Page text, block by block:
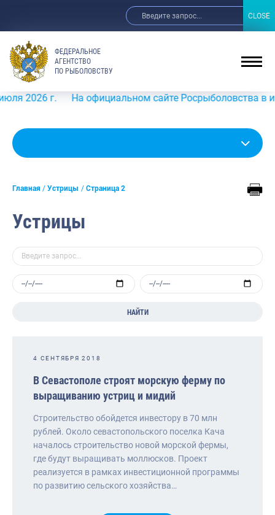
ФЕДЕРАЛЬНОЕ
АГЕНТСТВО
ПО РЫБОЛОВСТВУ
г. На официальном сайте Росрыболовства в
Главная Устрицы Страница 2
Устрицы
НАЙТИ
4 СЕНТЯБРЯ 2018
В Севастополе строят морскую ферму по
выращиванию устриц и мидий
Строительство обойдется инвестору в 70 млн
рублей. Около севастопольского поселка Кача
началось строительство новой морской фермы,
где будут выращивать моллюсков. Проект
реализуется в рамках инвестиционной программы
по развитию сельского хозяйства…
CLOSE
CLOSE